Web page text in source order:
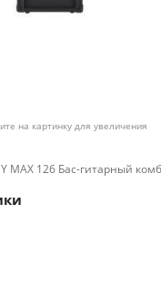
на картинку для увеличения
MAX 126 Бас-гитарный